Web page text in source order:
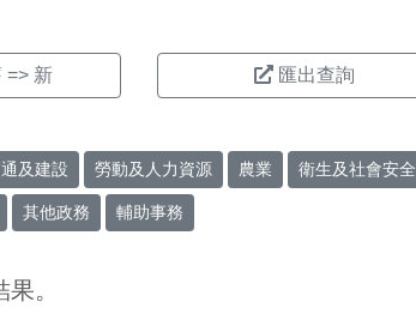
=> 新 匯出查詢
及建設 勞動及人力資源 農業 衛生及社會安全
其他政務 輔助事務
。